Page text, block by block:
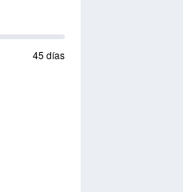
45 días